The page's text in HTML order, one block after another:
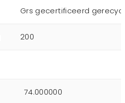
Grs gecertificeerd
200
74.000000